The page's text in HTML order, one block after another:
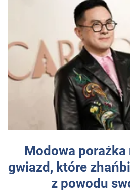
Modowa
gwiazd, które
z powodu